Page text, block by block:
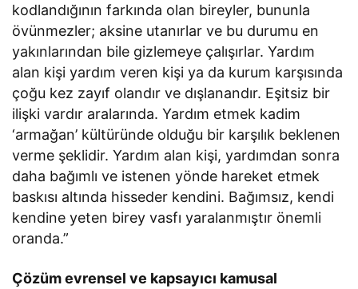
kodlandığının farkında olan bireyler, bununla
övünmezler; aksine utanırlar ve bu durumu en
yakınlarından bile gizlemeye çalışırlar. Yardım
alan kişi yardım veren kişi ya da kurum karşısında
çoğu kez zayıf olandır ve dışlanandır. Eşitsiz bir
ilişki vardır aralarında. Yardım etmek kadim
‘armağan’ kültüründe olduğu bir karşılık beklenen
verme şeklidir. Yardım alan kişi, yardımdan sonra
daha bağımlı ve istenen yönde hareket etmek
baskısı altında hisseder kendini. Bağımsız, kendi
kendine yeten birey vasfı yaralanmıştır önemli
oranda.”
Çözüm evrensel ve kapsayıcı kamusal